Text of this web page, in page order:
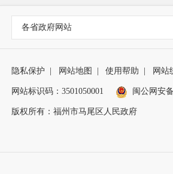
各省政府网站
隐私保护 | 网站地图 | 使用帮助 | 网站
网站标识码：3501050001 闽公网安
版权所有：福州市马尾区人民政府